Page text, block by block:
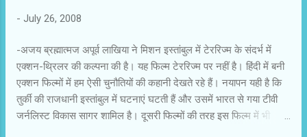
सोचा करते थे..। एक शाम मैं साधना में लीन था, तभी एक ब्लैंक कॉल आया।
मशहूर फिल्म स्टार...
- July 26, 2008
-अजय ब्रह्मात्मज अपूर्व लाखिया ने मिशन इस्तांबुल में टेररिज्म के संदर्भ में
एक्शन-थ्रिलर की कल्पना की है। यह फिल्म टेररिज्म पर नहीं है। हिंदी में बनी
एक्शन फिल्मों में हम ऐसी चुनौतियों की कहानी देखते रहे हैं। नयापन यही है कि
तुर्की की राजधानी इस्तांबुल में घटनाएं घटती हैं और उसमें भारत से गया टीवी
जर्नलिस्ट विकास सागर शामिल है। दूसरी फिल्मों की तरह इस फिल्म में भी